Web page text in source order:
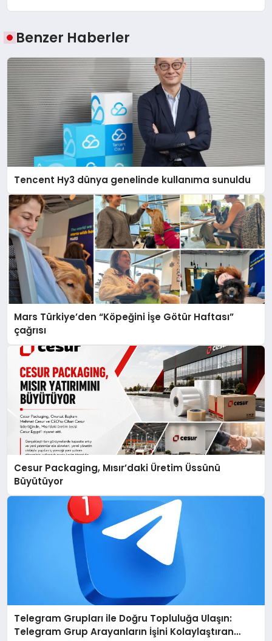
Benzer Haberler
Tencent Hy3 dünya genelinde kullanıma sunuldu
Mars Türkiye’den “Köpeğini İşe Götür Haftası”
çağrısı
Cesur Packaging, Mısır’daki Üretim Üssünü
Büyütüyor
Telegram Grupları ile Doğru Topluluğa Ulaşın:
Telegram Grup Arayanların İşini Kolaylaştıran